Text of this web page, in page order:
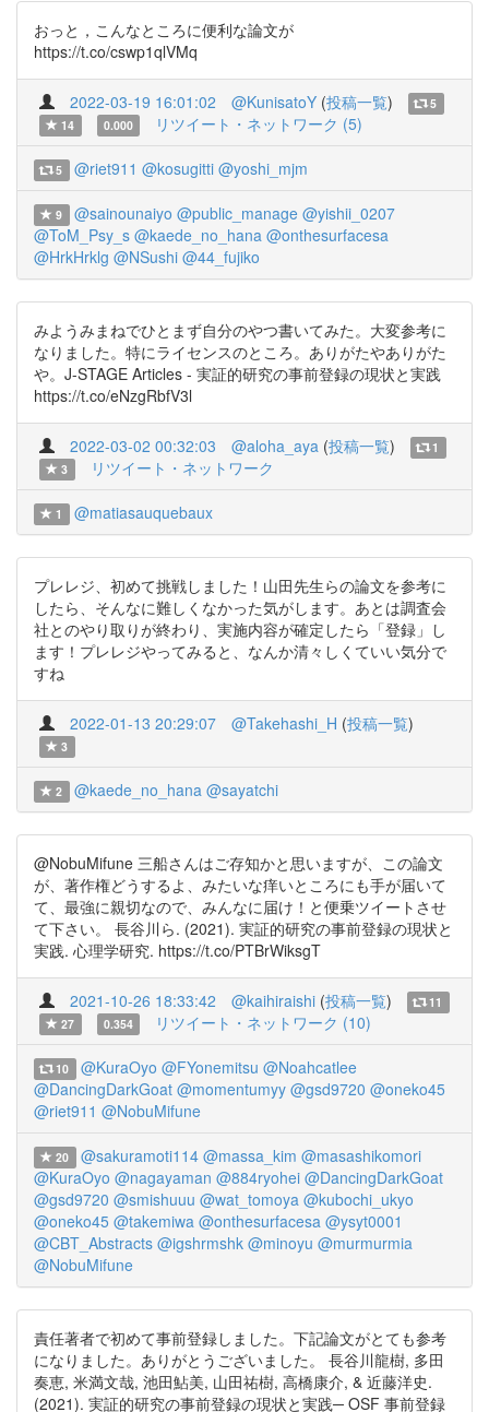
おっと，こんなところに便利な論文が
https://t.co/cswp1qlVMq
2022-03-19 16:01:02 @KunisatoY (投稿一覧)
5
14
0.000 リツイート・ネットワーク (5)
5 @riet911 @kosugitti @yoshi_mjm
9 @sainounaiyo @public_manage @yishii_0207
@ToM_Psy_s @kaede_no_hana @onthesurfacesa
@HrkHrklg @NSushi @44_fujiko
みようみまねでひとまず自分のやつ書いてみた。大変参考に
なりました。特にライセンスのところ。ありがたやありがた
や。J-STAGE Articles - 実証的研究の事前登録の現状と実践
https://t.co/eNzgRbfV3l
2022-03-02 00:32:03 @aloha_aya (投稿一覧)
1
3
リツイート・ネットワーク
1 @matiasauquebaux
プレレジ、初めて挑戦しました！山田先生らの論文を参考に
したら、そんなに難しくなかった気がします。あとは調査会
社とのやり取りが終わり、実施内容が確定したら「登録」し
ます！プレレジやってみると、なんか清々しくていい気分で
すね
2022-01-13 20:29:07 @Takehashi_H (投稿一覧)
3
2 @kaede_no_hana @sayatchi
@NobuMifune 三船さんはご存知かと思いますが、この論文
が、著作権どうするよ、みたいな痒いところにも手が届いて
て、最強に親切なので、みんなに届け！と便乗ツイートさせ
て下さい。 長谷川ら. (2021). 実証的研究の事前登録の現状と
実践. 心理学研究. https://t.co/PTBrWiksgT
2021-10-26 18:33:42 @kaihiraishi (投稿一覧)
11
27
0.354 リツイート・ネットワーク (10)
10 @KuraOyo @FYonemitsu @Noahcatlee
@DancingDarkGoat @momentumyy @gsd9720 @oneko45
@riet911 @NobuMifune
20 @sakuramoti114 @massa_kim @masashikomori
@KuraOyo @nagayaman @884ryohei @DancingDarkGoat
@gsd9720 @smishuuu @wat_tomoya @kubochi_ukyo
@oneko45 @takemiwa @onthesurfacesa @ysyt0001
@CBT_Abstracts @igshrmshk @minoyu @murmurmia
@NobuMifune
責任著者で初めて事前登録しました。下記論文がとても参考
になりました。ありがとうございました。 長谷川龍樹, 多田
奏恵, 米満文哉, 池田鮎美, 山田祐樹, 高橋康介, & 近藤洋史.
(2021). 実証的研究の事前登録の現状と実践─ OSF 事前登録